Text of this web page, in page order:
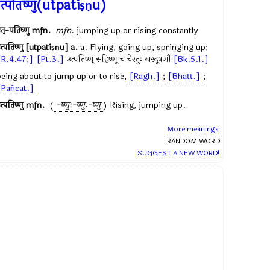
पतिष्णुmfn. mfn. jumping up or rising constantly
[utpatiṣṇu]a.a. Flying, going up, springing up;
[Pt.3.] उत्पतिष्णू सहिष्णू च चेरतुः खरदूषणौ [Bk.5.1.]
about to jump up or to rise, [Ragh.] ; [Bhaṭṭ.] ;
mfn. ( -ष्णुः-ष्णुः-ष्णु) Rising, jumping up.
More meanings
RANDOM WORD
SUGGEST A NEW WORD!